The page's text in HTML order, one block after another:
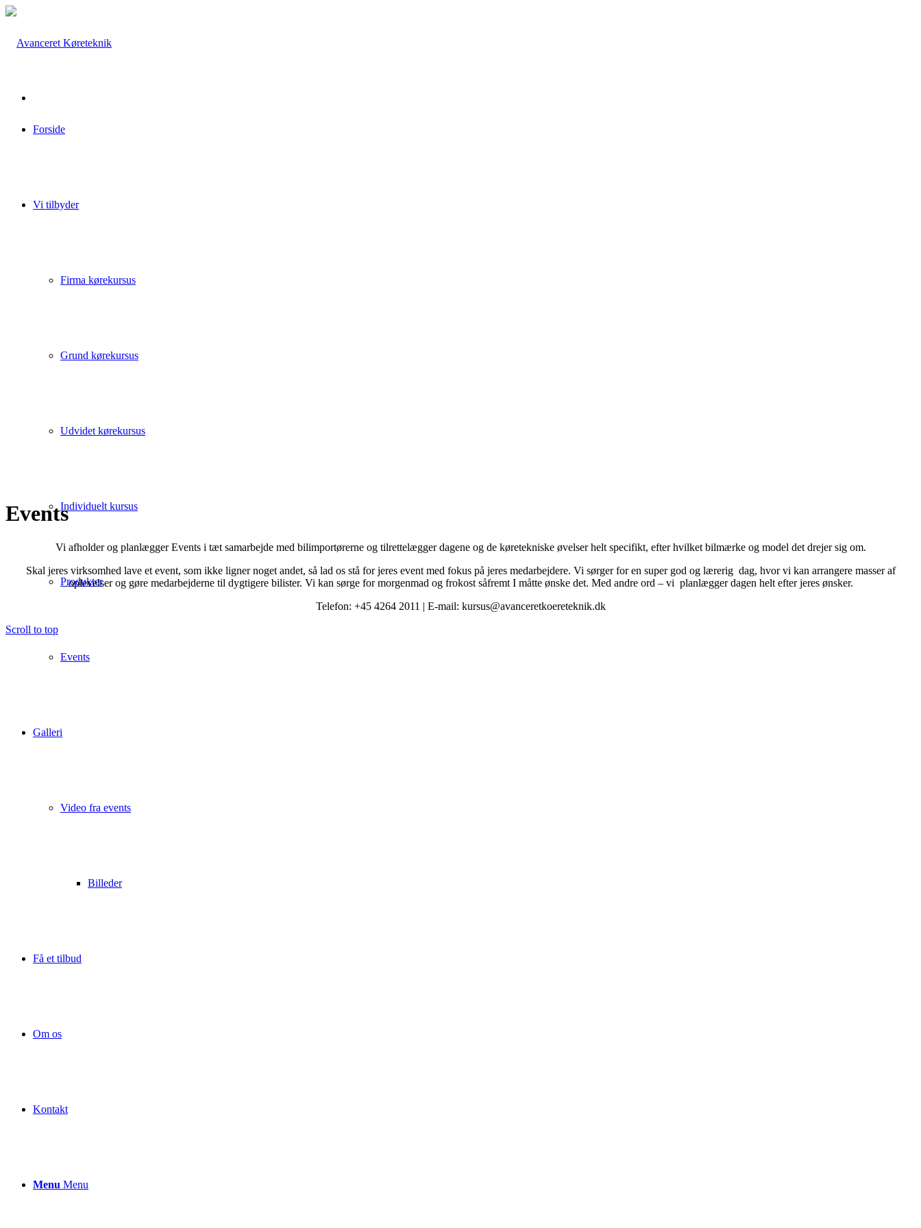
Forside
Vi tilbyder
Firma kørekursus
Grund kørekursus
Udvidet kørekursus
Individuelt kursus
Produkter
Events
Galleri
Video fra events
Billeder
Få et tilbud
Om os
Kontakt
Menu Menu
Events
Vi afholder og planlægger Events i tæt samarbejde med bilimportørerne og tilrettelægger dagene og de køretekniske øvelser helt specifikt, efter hvilket bilmærke og model det drejer sig om.
Skal jeres virksomhed lave et event, som ikke ligner noget andet, så lad os stå for jeres event med fokus på jeres medarbejdere. Vi sørger for en super god og lærerig dag, hvor vi kan arrangere masser af
oplevelser og gøre medarbejderne til dygtigere bilister. Vi kan sørge for morgenmad og frokost såfremt I måtte ønske det. Med andre ord – vi planlægger dagen helt efter jeres ønsker.
Telefon: +45 4264 2011 | E-mail: kursus@avanceretkoereteknik.dk
Scroll to top